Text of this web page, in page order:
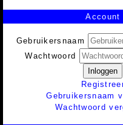
Account
Gebruikersnaam
Wachtwoord
Inloggen
Gebruikersnaam
Wachtwoord